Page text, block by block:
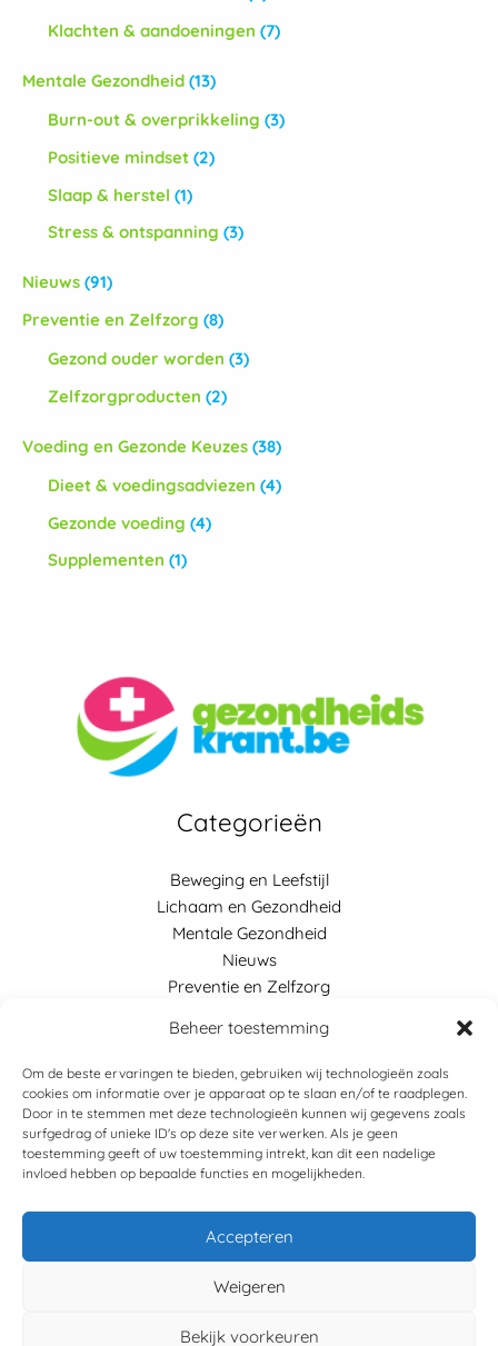
Beheer toestemming
Om de beste ervaringen te bieden, gebruiken wij technologieën zoals
cookies om informatie over je apparaat op te slaan en/of te raadplegen.
Door in te stemmen met deze technologieën kunnen wij gegevens zoals
surfgedrag of unieke ID's op deze site verwerken. Als je geen
toestemming geeft of uw toestemming intrekt, kan dit een nadelige
invloed hebben op bepaalde functies en mogelijkheden.
Accepteren
Weigeren
Bekijk voorkeuren
Klachten & aandoeningen (7)
Mentale Gezondheid (13)
Burn-out & overprikkeling (3)
Positieve mindset(2)
Slaap & herstel (1)
Stress & ontspanning (3)
Nieuws (91)
Preventie en Zelfzorg (8)
Gezond ouder worden (3)
Zelfzorgproducten (2)
Voeding en Gezonde Keuzes (38)
Dieet & voedingsadviezen (4)
Gezonde voeding (4)
Supplementen (1)
Categorieën
Beweging en Leefstijl
Lichaam en Gezondheid
Mentale Gezondheid
Nieuws
Preventie en Zelfzorg
Home
Blog
Contact